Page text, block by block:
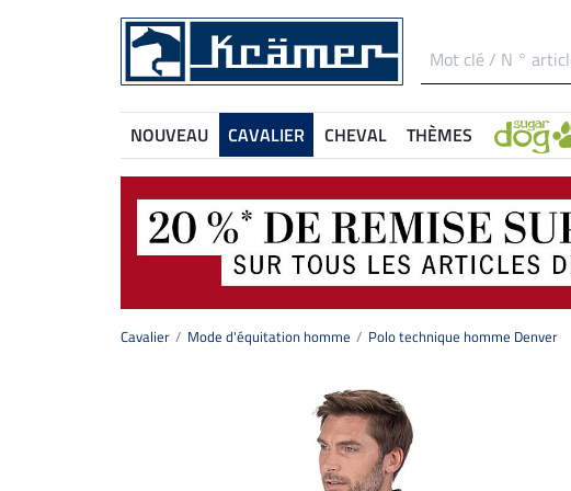
NOUVEAU CAVALIER CHEVAL THÈMES
Cavalier Mode d'équitation homme Polo technique homme Denver